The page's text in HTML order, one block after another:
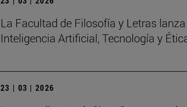
La Facultad de Filosofía y Letras
Inteligencia Artificial, Tecnología y
23 | 03 | 2026